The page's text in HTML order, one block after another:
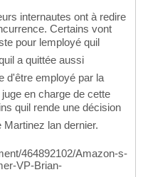
internautes ont à redire
Certains vont
pour lemployé quil
a quittée aussi
d'être employé par la
en charge de cette
quil rende une décision
lan dernier.
464892102/Amazon-s-
VP-Brian-